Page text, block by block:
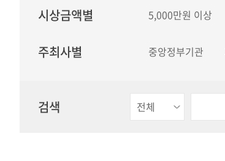
2026.05.29 ~ 2026.08.17 ( D-11 )
시상금액별 5,000만원 이상
주최사별 중앙정부기관
검색